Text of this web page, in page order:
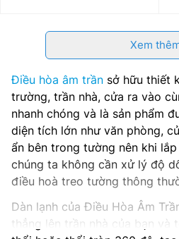
Xem
Điều hòa âm trần sở hữu thiết
trường, trần nhà, cửa ra vào
nhanh chóng và là sản phẩm
diện tích lớn như văn phòng,
ẩn bên trong tường nên khi
chúng ta không cần xử lý độ
điều hoà treo tường thông
Dàn lạnh của Điều Hòa Âm
thẳng lên trần nhà của bạn và